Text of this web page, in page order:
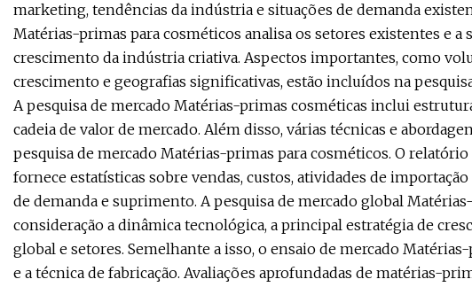
marketing, tendências da indústria e situações de demanda
Matérias-primas para cosméticos analisa os setores existentes e a
crescimento da indústria criativa. Aspectos importantes, como
crescimento e geografias significativas, estão incluídos na
A pesquisa de mercado Matérias-primas cosméticas inclui
cadeia de valor de mercado. Além disso, várias técnicas e
pesquisa de mercado Matérias-primas para cosméticos. O
fornece estatísticas sobre vendas, custos, atividades de
de demanda e suprimento. A pesquisa de mercado global
consideração a dinâmica tecnológica, a principal estratégia de
global e setores. Semelhante a isso, o ensaio de mercado
e a técnica de fabricação. Avaliações aprofundadas de matérias-